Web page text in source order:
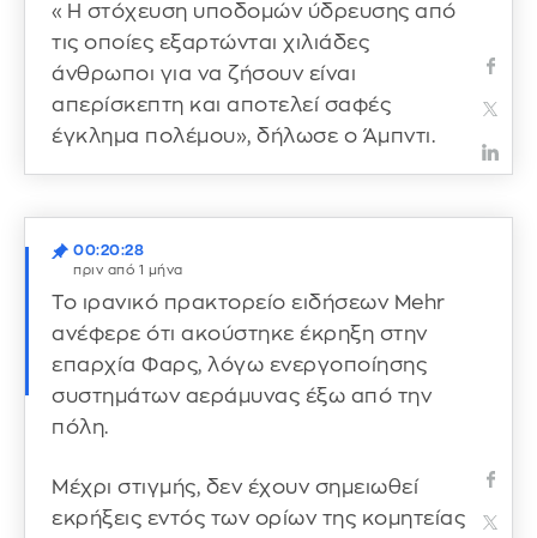
«Η στόχευση υποδομών ύδρευσης από
τις οποίες εξαρτώνται χιλιάδες
άνθρωποι για να ζήσουν είναι
απερίσκεπτη και αποτελεί σαφές
έγκλημα πολέμου», δήλωσε ο Άμπντι.
00:20:28
πριν από 1 μήνα
Το ιρανικό πρακτορείο ειδήσεων Mehr
ανέφερε ότι ακούστηκε έκρηξη στην
επαρχία Φαρς, λόγω ενεργοποίησης
συστημάτων αεράμυνας έξω από την
πόλη.
Μέχρι στιγμής, δεν έχουν σημειωθεί
εκρήξεις εντός των ορίων της κομητείας